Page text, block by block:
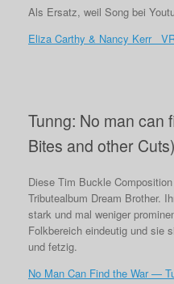
Als Ersatz, weil Song bei
Eliza Carthy & Nancy Kerr
Tunng: No man can
Bites and other Cuts)
Diese Tim Buckle
Tributealbum Dream Brother.
stark und mal weniger
Folkbereich eindeutig und sie
und fetzig.
No Man Can Find the War —